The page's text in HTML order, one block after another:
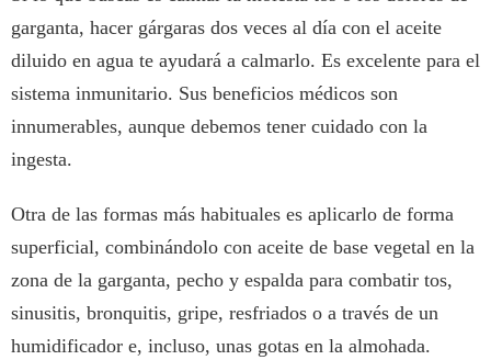
garganta, hacer gárgaras dos veces al día con el aceite
diluido en agua te ayudará a calmarlo. Es excelente para el
sistema inmunitario. Sus beneficios médicos son
innumerables, aunque debemos tener cuidado con la
ingesta.
Otra de las formas más habituales es aplicarlo de forma
superficial, combinándolo con aceite de base vegetal en la
zona de la garganta, pecho y espalda para combatir tos,
sinusitis, bronquitis, gripe, resfriados o a través de un
humidificador e, incluso, unas gotas en la almohada.